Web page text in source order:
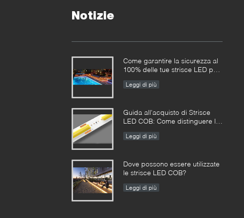
Notizie
Come garantire la sicurezza al
100% delle tue strisce LED per
Leggi di più
Guida all'acquisto di Strisce
LED COB: Come distinguere le
quelle cattive?
Leggi di più
Dove possono essere utilizzate
le strisce LED COB?
Leggi di più